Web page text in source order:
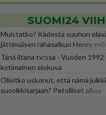
SUOMI24
Muistatko? Kädestä suuhun
jättimäisen rahasalkun Henry-
Tänä iltana tv:ssä - Vuoden
kotimainen elokuva
Olisitko uskonut, että nämä
suosikkisarjaan? Petolliset alkaa